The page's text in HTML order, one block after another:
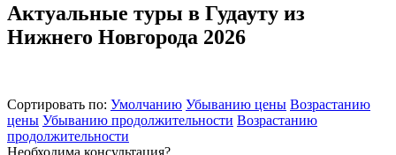
Актуальные туры в Гудауту из
Нижнего Новгорода 2026
Сортировать по: Умолчанию Убыванию цены Возрастанию
цены Убыванию продолжительности Возрастанию
продолжительности
Необходима консультация?